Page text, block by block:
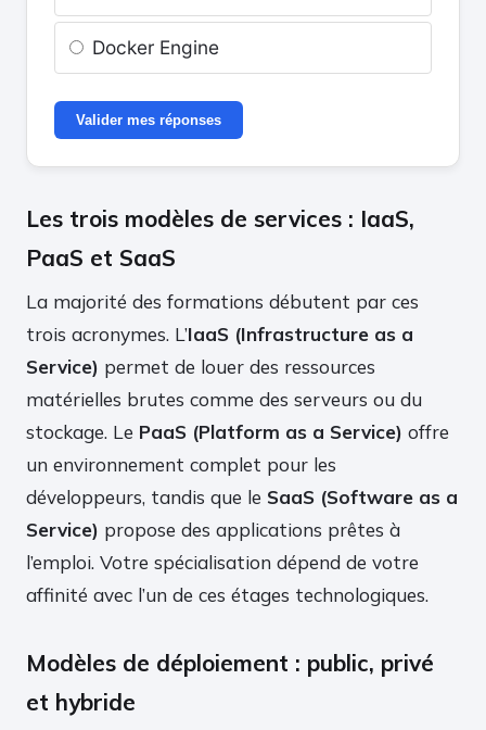
Docker Engine
Valider mes réponses
Les trois modèles de services : IaaS,
PaaS et SaaS
La majorité des formations débutent par ces
trois acronymes. L’IaaS (Infrastructure as a
Service) permet de louer des ressources
matérielles brutes comme des serveurs ou du
stockage. Le PaaS (Platform as a Service) offre
un environnement complet pour les
développeurs, tandis que le SaaS (Software as a
Service) propose des applications prêtes à
l’emploi. Votre spécialisation dépend de votre
affinité avec l’un de ces étages technologiques.
Modèles de déploiement : public, privé
et hybride